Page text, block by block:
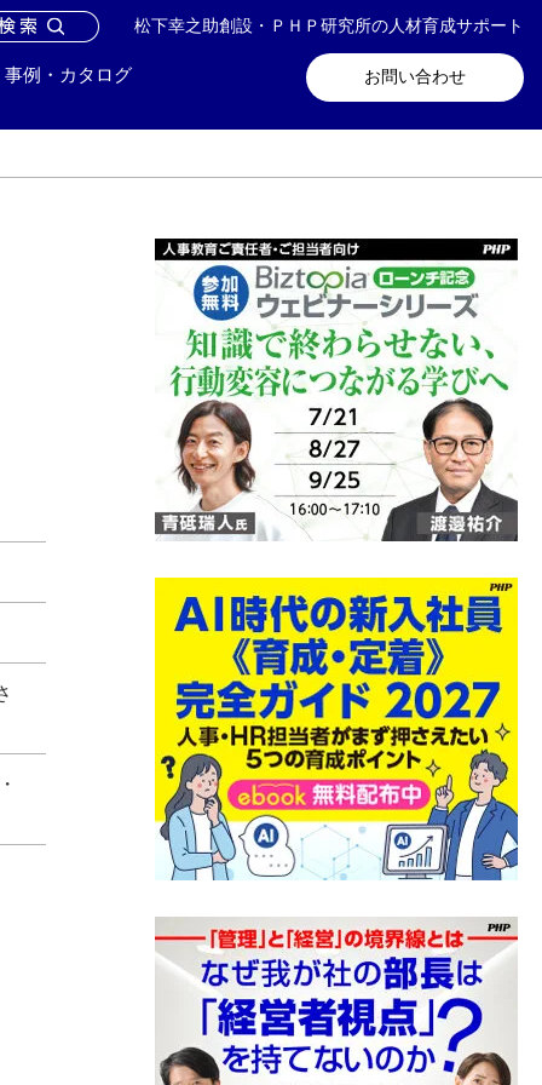
松下幸之助創設・ＰＨＰ研究所の人材育成サポート
お問い合わせ
事例・カタログ
い合わせ メールマガジン登録